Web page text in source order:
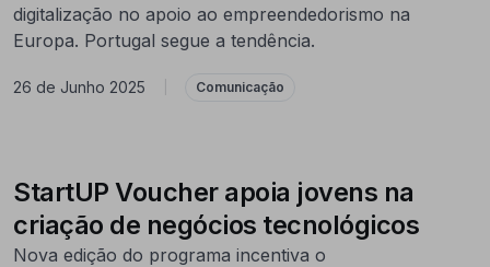
digitalização no apoio ao empreendedorismo na
Europa. Portugal segue a tendência.
26 de Junho 2025 Comunicação
StartUP Voucher apoia jovens na
criação de negócios tecnológicos
Nova edição do programa incentiva o